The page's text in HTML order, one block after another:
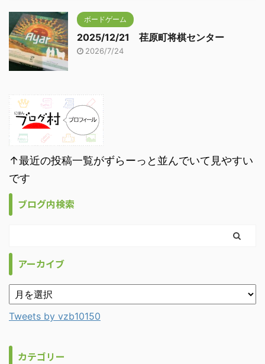
ボードゲーム
2025/12/21 荏原町将棋センター
2026/7/24
↑最近の投稿一覧がずらーっと並んでいて見やすい
です
ブログ内検索
アーカイブ
Tweets by vzb10150
カテゴリー